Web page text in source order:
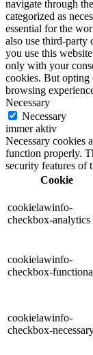
navigate through
categorized as
essential for the
also use third-party
you use this
only with your
cookies. But opting
browsing
Necessary
Necessary
immer aktiv
Necessary cookies
function properly.
security features of
Cookie
cookielawinfo-
checkbox-analytics
cookielawinfo-
checkbox-
cookielawinfo-
checkbox-